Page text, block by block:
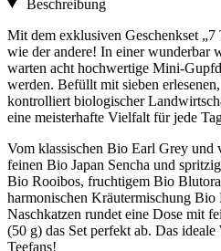
Beschreibung
Mit dem exklusiven Geschenkset
wie der andere! In einer wunderbar
warten acht hochwertige Mini-
werden. Befüllt mit sieben
kontrolliert biologischer
eine meisterhafte Vielfalt für jede
Vom klassischen Bio Earl Grey und
feinen Bio Japan Sencha und
Bio Rooibos, fruchtigem Bio
harmonischen Kräutermischung Bio
Naschkatzen rundet eine Dose mit
(50 g) das Set perfekt ab. Das
Teefans!